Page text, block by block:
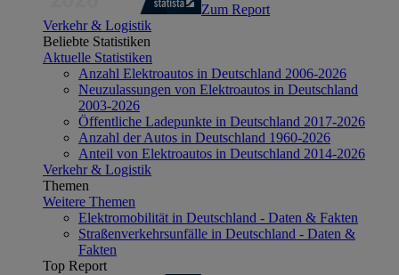
Zum Report
Verkehr & Logistik
Beliebte Statistiken
Aktuelle Statistiken
Anzahl Elektroautos in Deutschland 2006-2026
Neuzulassungen von Elektroautos in Deutschland
2003-2026
Öffentliche Ladepunkte in Deutschland 2017-2026
Anzahl der Autos in Deutschland 1960-2026
Anteil von Elektroautos in Deutschland 2014-2026
Verkehr & Logistik
Themen
Weitere Themen
Elektromobilität in Deutschland - Daten & Fakten
Straßenverkehrsunfälle in Deutschland - Daten &
Fakten
Top Report